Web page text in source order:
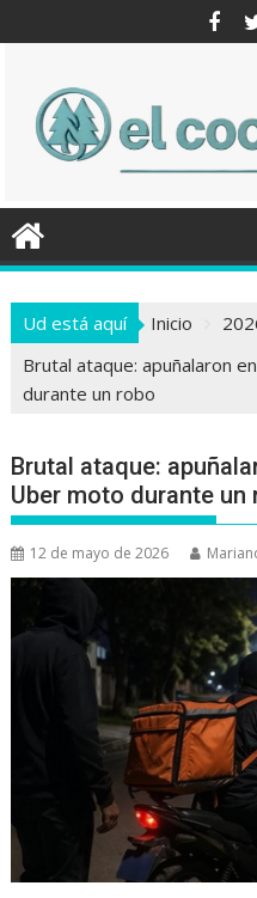
al
Ud está aquí Inicio
Brutal ataque: apuñalaron
durante un robo
Brutal ataque:
Uber moto durante un
12 de mayo de 2026